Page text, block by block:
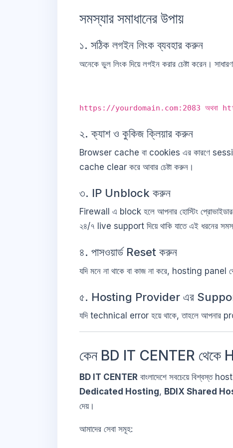
সমস্যার সমাধানের উপায়
১. সঠিক লগইন লিংক ব্যবহার করুন
অনেকে ভুল লিংক দিয়ে লগইন করার চেষ্টা করেন।
https://yourdomain.com:2083 অথবা
২. ক্যাশ ও কুকিজ ক্লিয়ার করুন
Browser cache বা cookies এর কারণে
cache clear করে আবার চেষ্টা করুন।
৩. IP Unblock করুন
Firewall এ block হলে আপনার হোস্টিং
২৪/৭ live support দিয়ে থাকি যাতে এই ধরনের
৪. পাসওয়ার্ড Reset করুন
যদি মনে না থাকে বা কাজ না করে, hosting panel
৫. Hosting Provider এর
যদি technical error হয়ে থাকে, তাহলে আপনার
কেন BD IT CENTER থেকে
BD IT CENTER বাংলাদেশে সবচেয়ে বিশ্বস্ত
Dedicated Hosting, BDIX Shared
দেয়।
আমাদের সেবা সমূহ: